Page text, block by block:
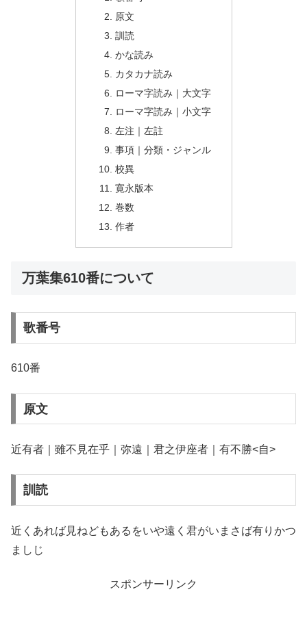
原文
訓読
かな読み
カタカナ読み
ローマ字読み｜大文字
ローマ字読み｜小文字
左注｜左註
事項｜分類・ジャンル
校異
寛永版本
巻数
作者
万葉集610番について
歌番号
610番
原文
近有者｜雖不見在乎｜弥遠｜君之伊座者｜有不勝<自>
訓読
近くあれば見ねどもあるをいや遠く君がいまさば有りかつ
ましじ
スポンサーリンク